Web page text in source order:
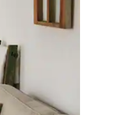
te tikken of swipen.